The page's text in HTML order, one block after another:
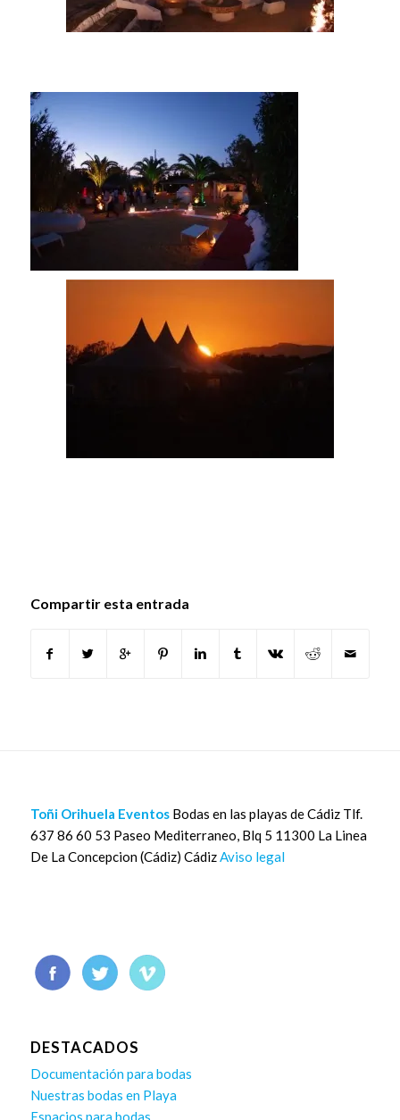
Compartir esta entrada
Toñi Orihuela EventosBodas en las playas de Cádiz Tlf.
637 86 60 53 Paseo Mediterraneo, Blq 5 11300 La Linea
De La Concepcion (Cádiz) CádizAviso legal
DESTACADOS
Documentación para bodas
Nuestras bodas en Playa
Espacios para bodas